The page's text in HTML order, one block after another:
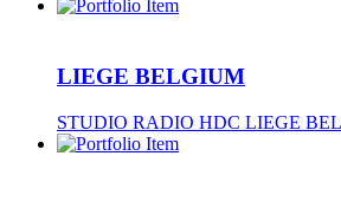
LIEGE BELGIUM
STUDIO RADIO HDC LIEGE